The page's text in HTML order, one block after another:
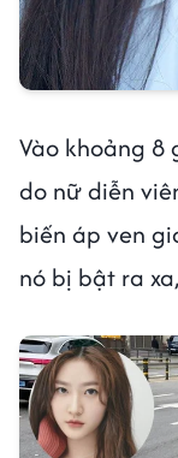
Vào khoảng 8
do nữ diễn
biến áp ven
nó bị bật ra